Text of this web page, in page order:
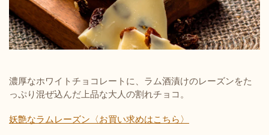
濃厚なホワイトチョコレートに、ラム酒漬けのレーズンをた
っぷり混ぜ込んだ上品な大人の割れチョコ。
妖艶なラムレーズン〈お買い求めはこちら〉